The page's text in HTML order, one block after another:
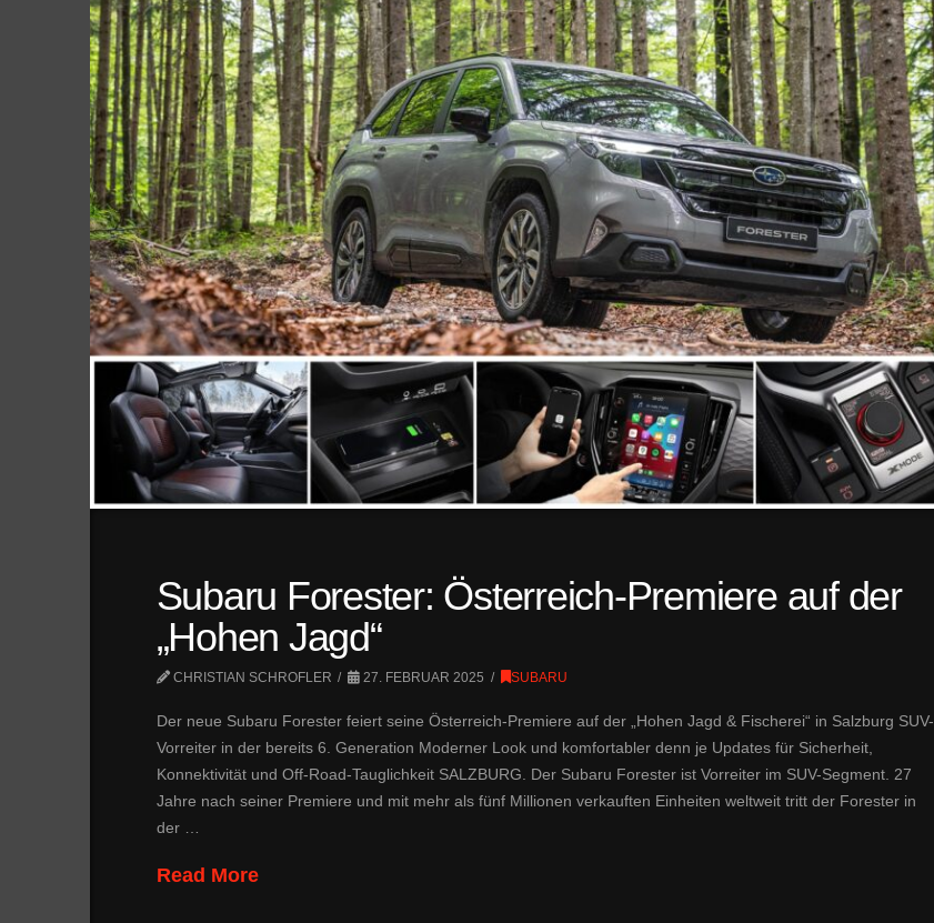
Subaru Forester: Österreich-Premiere auf der
„Hohen Jagd“
CHRISTIAN SCHROFLER 27. FEBRUAR 2025 SUBARU
Der neue Subaru Forester feiert seine Österreich-Premiere auf der „Hohen Jagd & Fischerei“ in Salzburg SUV-
Vorreiter in der bereits 6. Generation Moderner Look und komfortabler denn je Updates für Sicherheit,
Konnektivität und Off-Road-Tauglichkeit SALZBURG. Der Subaru Forester ist Vorreiter im SUV-Segment. 27
Jahre nach seiner Premiere und mit mehr als fünf Millionen verkauften Einheiten weltweit tritt der Forester in
der …
Read More